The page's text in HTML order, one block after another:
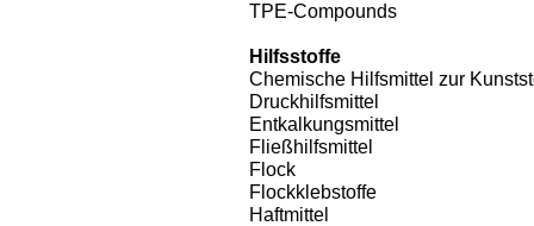
TPE-Compounds
Hilfsstoffe
Chemische Hilfsmittel zur
Druckhilfsmittel
Entkalkungsmittel
Fließhilfsmittel
Flock
Flockklebstoffe
Haftmittel